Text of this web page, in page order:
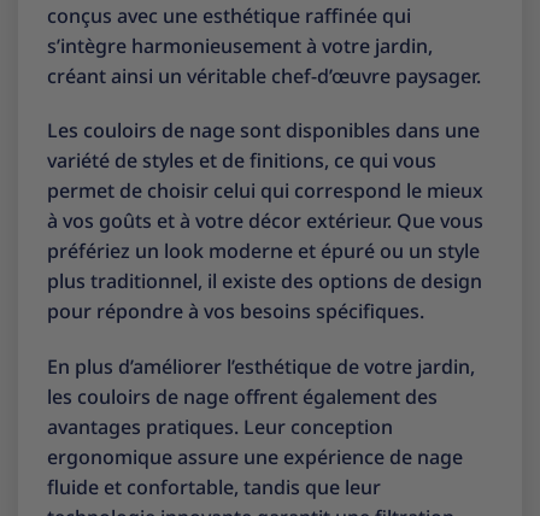
conçus avec une esthétique raffinée qui
s’intègre harmonieusement à votre jardin,
créant ainsi un véritable chef-d’œuvre paysager.
Les couloirs de nage sont disponibles dans une
variété de styles et de finitions, ce qui vous
permet de choisir celui qui correspond le mieux
à vos goûts et à votre décor extérieur. Que vous
préfériez un look moderne et épuré ou un style
plus traditionnel, il existe des options de design
pour répondre à vos besoins spécifiques.
En plus d’améliorer l’esthétique de votre jardin,
les couloirs de nage offrent également des
avantages pratiques. Leur conception
ergonomique assure une expérience de nage
fluide et confortable, tandis que leur